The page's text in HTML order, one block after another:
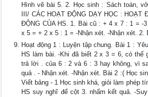
Hình vẽ bài 5. 2. Học sinh : Sách toán,
III/ CÁC HOẠT ĐỘNG DẠY HỌC : HOẠT
ĐỘNG CỦA HS. 1. Bài cũ : + 4 x 7 : 1 = -
x 5 = + 2 x 5 : 1 = -Nhận xét. -Nhận xét. 2.
Hoạt động 1 : Luyện tập chung. Bài 1 :
HS làm bài. -Khi đã biết 2 x 3 = 6, có thể
trả lời . của 6 : 2 và 6 : 3 hay không, vì
quả . - Nhận xét. -Nhận xét. Bài 2 :( Học
Viết bảng - 1 Học sinh khá, giỏi làm phép
HS suy nghĩ để cột 3. nhẩm kết quả. -